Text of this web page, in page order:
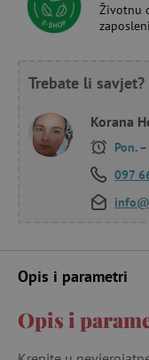
Životnu
Trebate li savjet?
Korana
Pon.
097
Opis i parametri
Opis i